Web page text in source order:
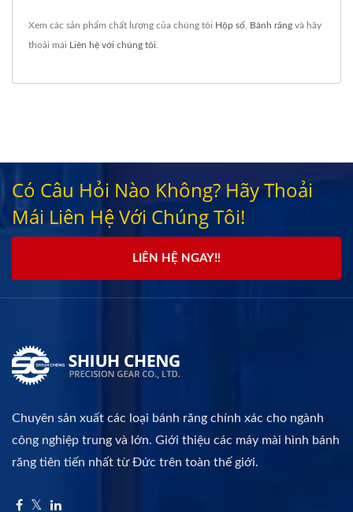
Xem các sản phẩm chất lượng của chúng tôi Hộp số Bánh răng và hãy
thoải mái Liên hệ với chúng tôi
Có Câu Hỏi Nào Không? Hãy Thoải
Mái Liên Hệ Với Chúng Tôi!
LIÊN HỆ NGAY!!
Chuyên sản xuất các loại bánh răng chính xác cho ngành
công nghiệp trung và lớn. Giới thiệu các máy mài hình bánh
răng tiên tiến nhất từ Đức trên toàn thế giới.